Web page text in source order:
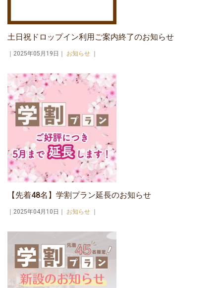
土日祝ドロップイン利用ご案内終了のお知らせ
｜2025年05月19日｜ お知らせ
【先着48名】学割プラン延長のお知らせ
｜2025年04月10日｜ お知らせ